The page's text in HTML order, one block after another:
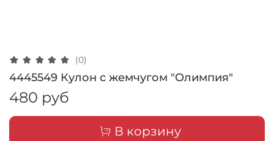
(0)
4445549 Кулон с жемчугом "Олимпия"
480 руб
В корзину